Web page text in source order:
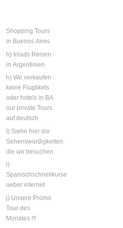
Shopping Tours
in Buenos Aires
h) Inlads Reisen
in Argentinien
h) Wir verkaufen
keine Flugtikets
oder hotels in BA
nur private Tours
auf deutsch
I) Siehe hier die
Sehenswürdigkeiten
die wir besuchen
i)
Spanischschnellkurse
ueber internet
j) Unsere Promo
Tour des
Monates !!!